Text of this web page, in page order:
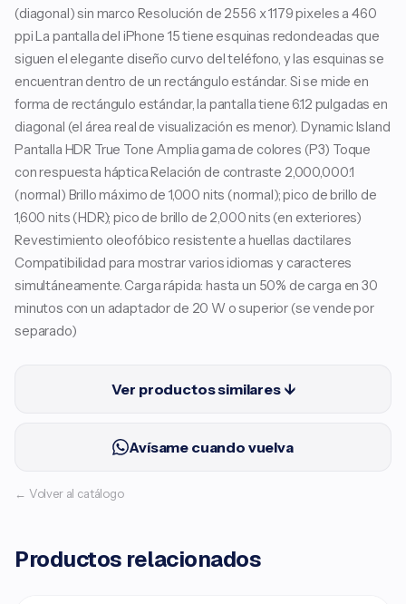
(diagonal) sin marco Resolución de 2556 x 1179 pixeles a 460
ppi La pantalla del iPhone 15 tiene esquinas redondeadas que
siguen el elegante diseño curvo del teléfono, y las esquinas se
encuentran dentro de un rectángulo estándar. Si se mide en
forma de rectángulo estándar, la pantalla tiene 6.12 pulgadas en
diagonal (el área real de visualización es menor). Dynamic Island
Pantalla HDR True Tone Amplia gama de colores (P3) Toque
con respuesta háptica Relación de contraste 2,000,000:1
(normal) Brillo máximo de 1,000 nits (normal); pico de brillo de
1,600 nits (HDR); pico de brillo de 2,000 nits (en exteriores)
Revestimiento oleofóbico resistente a huellas dactilares
Compatibilidad para mostrar varios idiomas y caracteres
simultáneamente. Carga rápida: hasta un 50% de carga en 30
minutos con un adaptador de 20 W o superior (se vende por
separado)
Ver productos similares ↓
Avísame cuando vuelva
← Volver al catálogo
Productos relacionados